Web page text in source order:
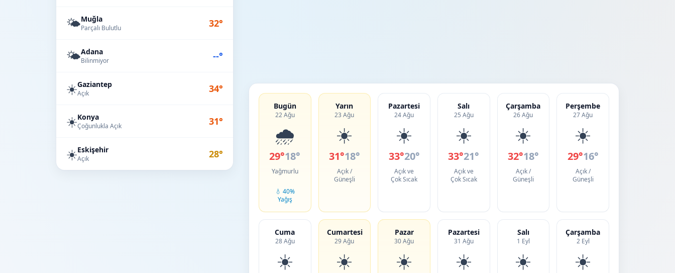
🌤️Muğla
Parçalı Bulutlu 32°
🌤️Adana
Bilinmiyor --°
☀️Gaziantep
Açık 34°
☀️Konya
Çoğunlukla Açık 31°
☀️Eskişehir
Açık 28°
Bugün
22 Ağu
🌧️
29°18°
Yağmurlu
💧 40%
Yağış
Yarın
23 Ağu
☀️
31°18°
Açık /
Güneşli
Pazartesi
24 Ağu
☀️
33°20°
Açık ve
Çok Sıcak
Salı
25 Ağu
☀️
33°21°
Açık ve
Çok Sıcak
Çarşamba
26 Ağu
☀️
32°18°
Açık /
Güneşli
Perşembe
27 Ağu
☀️
29°16°
Açık /
Güneşli
Cuma
28 Ağu
☀️
Cumartesi
29 Ağu
☀️
Pazar
30 Ağu
☀️
Pazartesi
31 Ağu
☀️
Salı
1 Eyl
☀️
Çarşamba
2 Eyl
☀️